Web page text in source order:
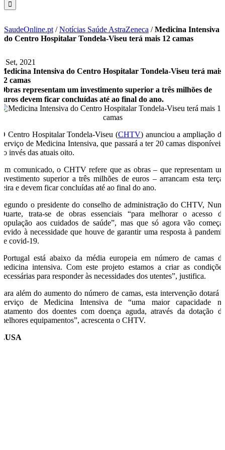
SaudeOnline.pt /Notícias Saúde AstraZeneca /Medicina Intensiva
do Centro Hospitalar Tondela-Viseu terá mais 12 camas
7 Set, 2021
Medicina Intensiva do Centro Hospitalar Tondela-Viseu terá mais
12 camas
Obras representam um investimento superior a três milhões de
euros devem ficar concluídas até ao final do ano.
O Centro Hospitalar Tondela-Viseu (CHTV) anunciou a ampliação do
Serviço de Medicina Intensiva, que passará a ter 20 camas disponíveis,
ao invés das atuais oito.
Em comunicado, o CHTV refere que as obras – que representam um
investimento superior a três milhões de euros – arrancam esta terça-
feira e devem ficar concluídas até ao final do ano.
Segundo o presidente do conselho de administração do CHTV, Nuno
Duarte, trata-se de obras essenciais “para melhorar o acesso da
população aos cuidados de saúde”, mas que só agora vão começar
devido à necessidade que houve de garantir uma resposta à pandemia
de covid-19.
“Portugal está abaixo da média europeia em número de camas de
medicina intensiva. Com este projeto estamos a criar as condições
necessárias para responder às necessidades dos utentes”, justifica.
Para além do aumento do número de camas, esta intervenção dotará o
Serviço de Medicina Intensiva de “uma maior capacidade no
tratamento dos doentes com doença aguda, através da dotação de
melhores equipamentos”, acrescenta o CHTV.
LUSA